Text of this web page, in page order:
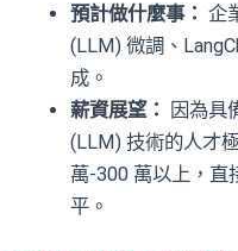
預計做什麼事： 企
(LLM) 微調、
成。
薪資展望：
因為具
(LLM) 技術的人才
萬-300 萬以上，直
平。